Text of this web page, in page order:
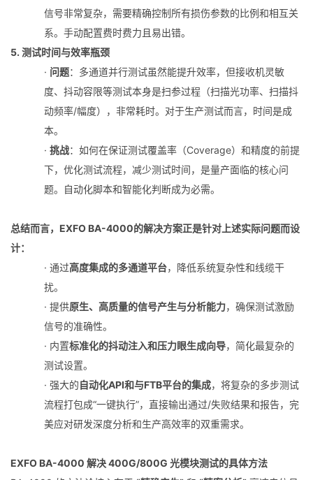
信号非常复杂，需要精确控制所有损伤参数的比例和相互关
系。手动配置费时费力且易出错。
5. 测试时间与效率瓶颈
· 问题：多通道并行测试虽然能提升效率，但接收机灵敏
度、抖动容限等测试本身是扫参过程（扫描光功率、扫描抖
动频率/幅度），非常耗时。对于生产测试而言，时间是成
本。
· 挑战：如何在保证测试覆盖率（Coverage）和精度的前提
下，优化测试流程，减少测试时间，是量产面临的核心问
题。自动化脚本和智能化判断成为必需。
总结而言，EXFO BA-4000的解决方案正是针对上述实际问题而设
计：
· 通过高度集成的多通道平台，降低系统复杂性和线缆干
扰。
· 提供原生、高质量的信号产生与分析能力，确保测试激励
信号的准确性。
· 内置标准化的抖动注入和压力眼生成向导，简化最复杂的
测试设置。
· 强大的自动化API和与FTB平台的集成，将复杂的多步测试
流程打包成“一键执行”，直接输出通过/失败结果和报告，完
美应对研发深度分析和生产高效率的双重需求。
EXFO BA-4000 解决 400G/800G 光模块测试的具体方法